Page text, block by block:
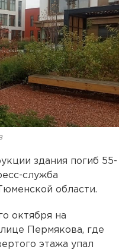
здания погиб 55-
служба
области.
октября на
Пермякова, где
этажа упал